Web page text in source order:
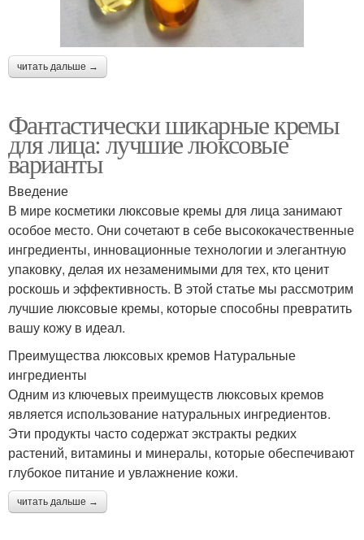
читать дальше →
Фантастически шикарные кремы
для лица: лучшие люксовые
варианты
Введение
В мире косметики люксовые кремы для лица занимают
особое место. Они сочетают в себе высококачественные
ингредиенты, инновационные технологии и элегантную
упаковку, делая их незаменимыми для тех, кто ценит
роскошь и эффективность. В этой статье мы рассмотрим
лучшие люксовые кремы, которые способны превратить
вашу кожу в идеал.
Преимущества люксовых кремов Натуральные
ингредиенты
Одним из ключевых преимуществ люксовых кремов
является использование натуральных ингредиентов.
Эти продукты часто содержат экстракты редких
растений, витамины и минералы, которые обеспечивают
глубокое питание и увлажнение кожи.
читать дальше →